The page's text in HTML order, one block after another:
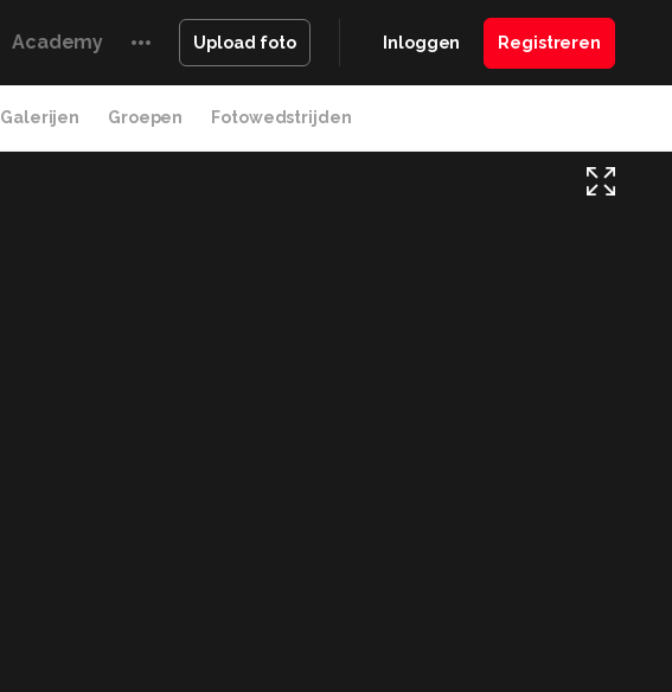
Academy Upload foto Inloggen Registreren
Galerijen Groepen Fotowedstrijden